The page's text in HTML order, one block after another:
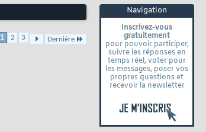
Navigation
Inscrivez-vous
gratuitement
pour pouvoir participer,
suivre les réponses en
temps réel, voter pour
les messages, poser vos
propres questions et
recevoir la newsletter
1 2 3 Dernière